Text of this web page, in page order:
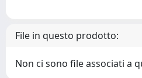
File in questo prodotto:
Non ci sono file associati a